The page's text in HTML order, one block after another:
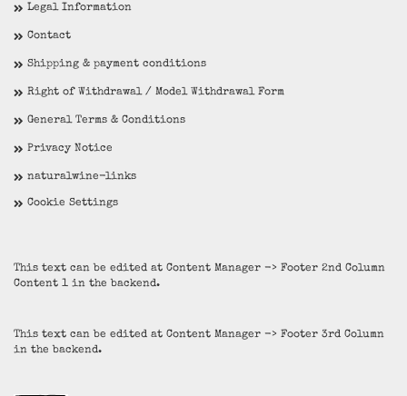
Legal Information
Contact
Shipping & payment conditions
Right of Withdrawal / Model Withdrawal Form
General Terms & Conditions
Privacy Notice
naturalwine-links
Cookie Settings
This text can be edited at Content Manager -> Footer 2nd Column
Content 1 in the backend.
This text can be edited at Content Manager -> Footer 3rd Column
in the backend.